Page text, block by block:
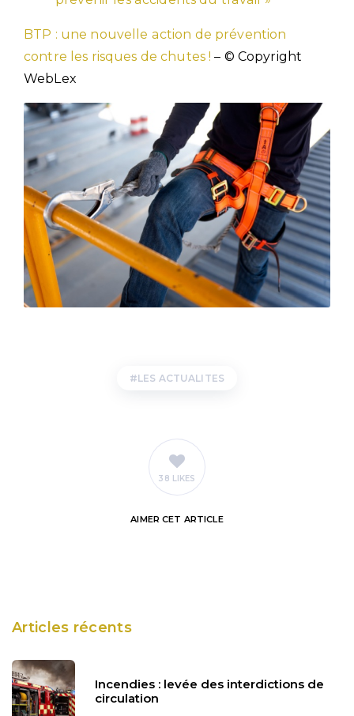
BTP : une nouvelle action de prévention
contre les risques de chutes !– © Copyright
WebLex
LES ACTUALITES
38 LIKES
AIMER CET ARTICLE
Articles récents
Incendies : levée des interdictions de
circulation